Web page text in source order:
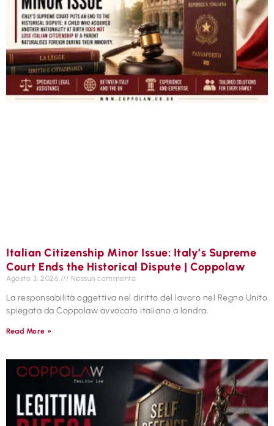
Italian Citizenship Minor Issue: Italy’s Supreme
Court Ends the Historical Dispute | Coppolaw
Agosto 3, 2026 Nessun commento
La responsabilità oggettiva nel diritto del lavoro nel Regno Unito
spiegata da Coppolaw avvocato italiano a londra.
Read More »